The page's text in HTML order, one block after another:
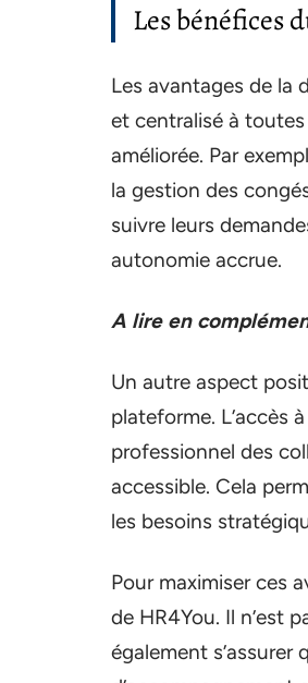
Les bénéfices
Les avantages de la
et centralisé à
améliorée. Par
la gestion des
suivre leurs
autonomie accrue.
A lire en
Un autre aspect
plateforme. L’accès
professionnel des
accessible. Cela
les besoins
Pour maximiser ces
de HR4You. Il n’est
également